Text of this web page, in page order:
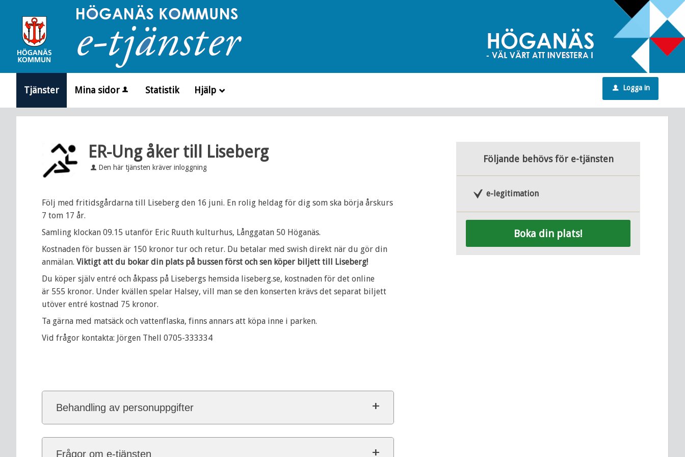
tjänster
kommunTjänster Mina sidor Statistik Hjälp _
u Logga in
ER-Ung åker till Liseberg
Den här tjänsten kräver inloggning
Följ med fritidsgårdarna till Liseberg den 16 juni. En rolig heldag för dig som ska börja årskurs
7 tom 17 år.
Samling klockan 09.15 utanför Eric Ruuth kulturhus, Långgatan 50 Höganäs.
Kostnaden för bussen är 150 kronor tur och retur. Du betalar med swish direkt när du gör din
anmälan. Viktigt att du bokar din plats på bussen först och sen köper biljett till Liseberg!
Du köper själv entré och åkpass på Lisebergs hemsida liseberg.se, kostnaden för det online
är 555 kronor. Under kvällen spelar Halsey, vill man se den konserten krävs det separat biljett
utöver entré kostnad 75 kronor.
Ta gärna med matsäck och vattenflaska, finns annars att köpa inne i parken.
Vid frågor kontakta: Jörgen Thell 0705-333334
Behandling av personuppgifter
Frågor om e-tjänsten
Följande behövs för e-tjänsten
e-legitimation
Boka din plats!